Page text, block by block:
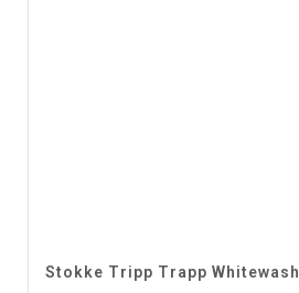
Stokke Tripp Trapp Whitewash